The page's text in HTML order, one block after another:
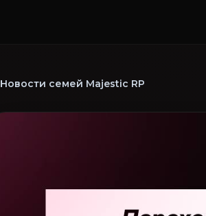
Новости семей Majestic RP